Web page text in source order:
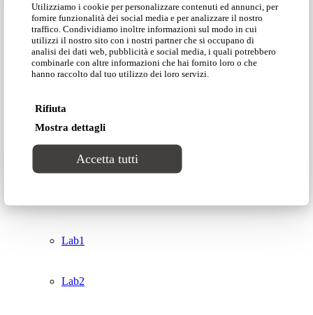
Utilizziamo i cookie per personalizzare contenuti ed annunci, per
fornire funzionalità dei social media e per analizzare il nostro
traffico. Condividiamo inoltre informazioni sul modo in cui
utilizzi il nostro sito con i nostri partner che si occupano di
analisi dei dati web, pubblicità e social media, i quali potrebbero
combinarle con altre informazioni che hai fornito loro o che
hanno raccolto dal tuo utilizzo dei loro servizi.
Rifiuta
Mostra dettagli
Accetta tutti
Groove
Tracks
Sweet dreams
Lab1
Lab2
Domingo Salotti S.r.l. Str. della Romagna, 285 –
61121 Pesaro (PU) Italia
© Domingo | P. IVA 00165000415
Privacy Policy